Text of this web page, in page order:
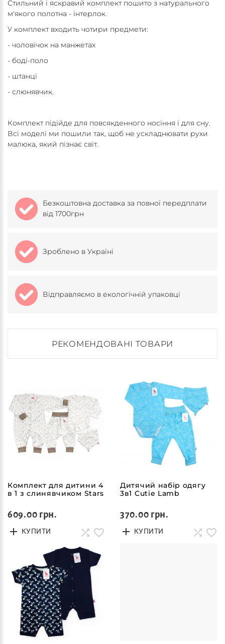
Стильний і яскравий комплект пошито з натурального
м'якого полотна - інтерлок.
У комплект входить чотири предмети:
- чоловічок на манжетах
- боді-поло
- штанці
- слюнявчик.
Комплект підійде для повсякденного носіння і для сну.
Всі моделі ми пошили так, щоб не ускладнювати рухи
малюка, який пізнає світ.
Безкоштовна доставка за повної передплати
від 1700грн
Зроблено в Україні
Відправляємо в екологічній упаковці
РЕКОМЕНДОВАНІ ТОВАРИ
Комплект для дитини 4
в 1 з слинявчиком Stars
609.00 грн.
КУПИТИ
Дитячий набір одягу
3в1 Cutie Lamb
370.00 грн.
КУПИТИ